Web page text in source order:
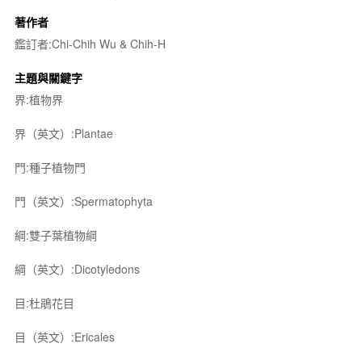
著作者
鑑訂者:Chi-Chih Wu & Chih-H
主題與關鍵字
界:植物界
界（英文）:Plantae
門:種子植物門
門（英文）:Spermatophyta
綱:雙子葉植物綱
綱（英文）:Dicotyledons
目:杜鵑花目
目（英文）:Ericales